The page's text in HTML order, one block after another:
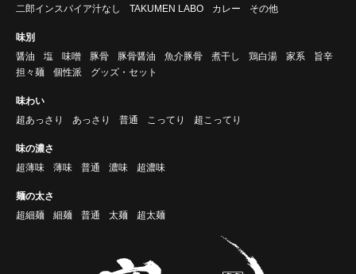
二郎インスパイア汁なし
TAKUMEN LABO カレー その他
味別
醤油
塩 味噌 豚骨 豚骨醤油 魚介豚骨 煮干し 鶏白湯 家系
旨辛
担々麺
個性派 グッズ・セット
味わい
超あっさり
あっさり 普通 こってり 超こってり
味の濃さ
超薄味
薄味 普通 濃味 超濃味
麺の太さ
超細麺
細麺 普通 太麺 超太麺